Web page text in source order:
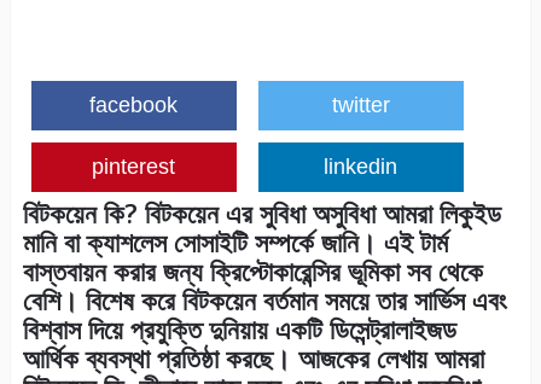
facebook twitter
pinterest linkedin
বিটকয়েন কি? বিটকয়েন এর সুবিধা অসুবিধা আমরা লিকুইড
মানি বা ক্যাশলেস সোসাইটি সম্পর্কে জানি। এই টার্ম
বাস্তবায়ন করার জন্য ক্রিপ্টোকারেন্সির ভূমিকা সব থেকে
বেশি। বিশেষ করে বিটকয়েন বর্তমান সময়ে তার সার্ভিস এবং
বিশ্বাস দিয়ে প্রযুক্তি দুনিয়ায় একটি ডিসেন্ট্রালাইজড
আর্থিক ব্যবস্থা প্রতিষ্ঠা করছে। আজকের লেখায় আমরা